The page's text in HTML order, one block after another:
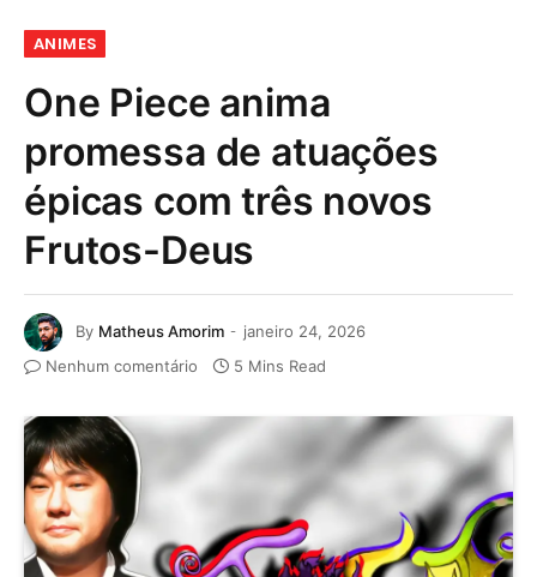
ANIMES
One Piece anima
promessa de atuações
épicas com três novos
Frutos-Deus
By Matheus Amorim
janeiro 24, 2026
Nenhum comentário
5 Mins Read